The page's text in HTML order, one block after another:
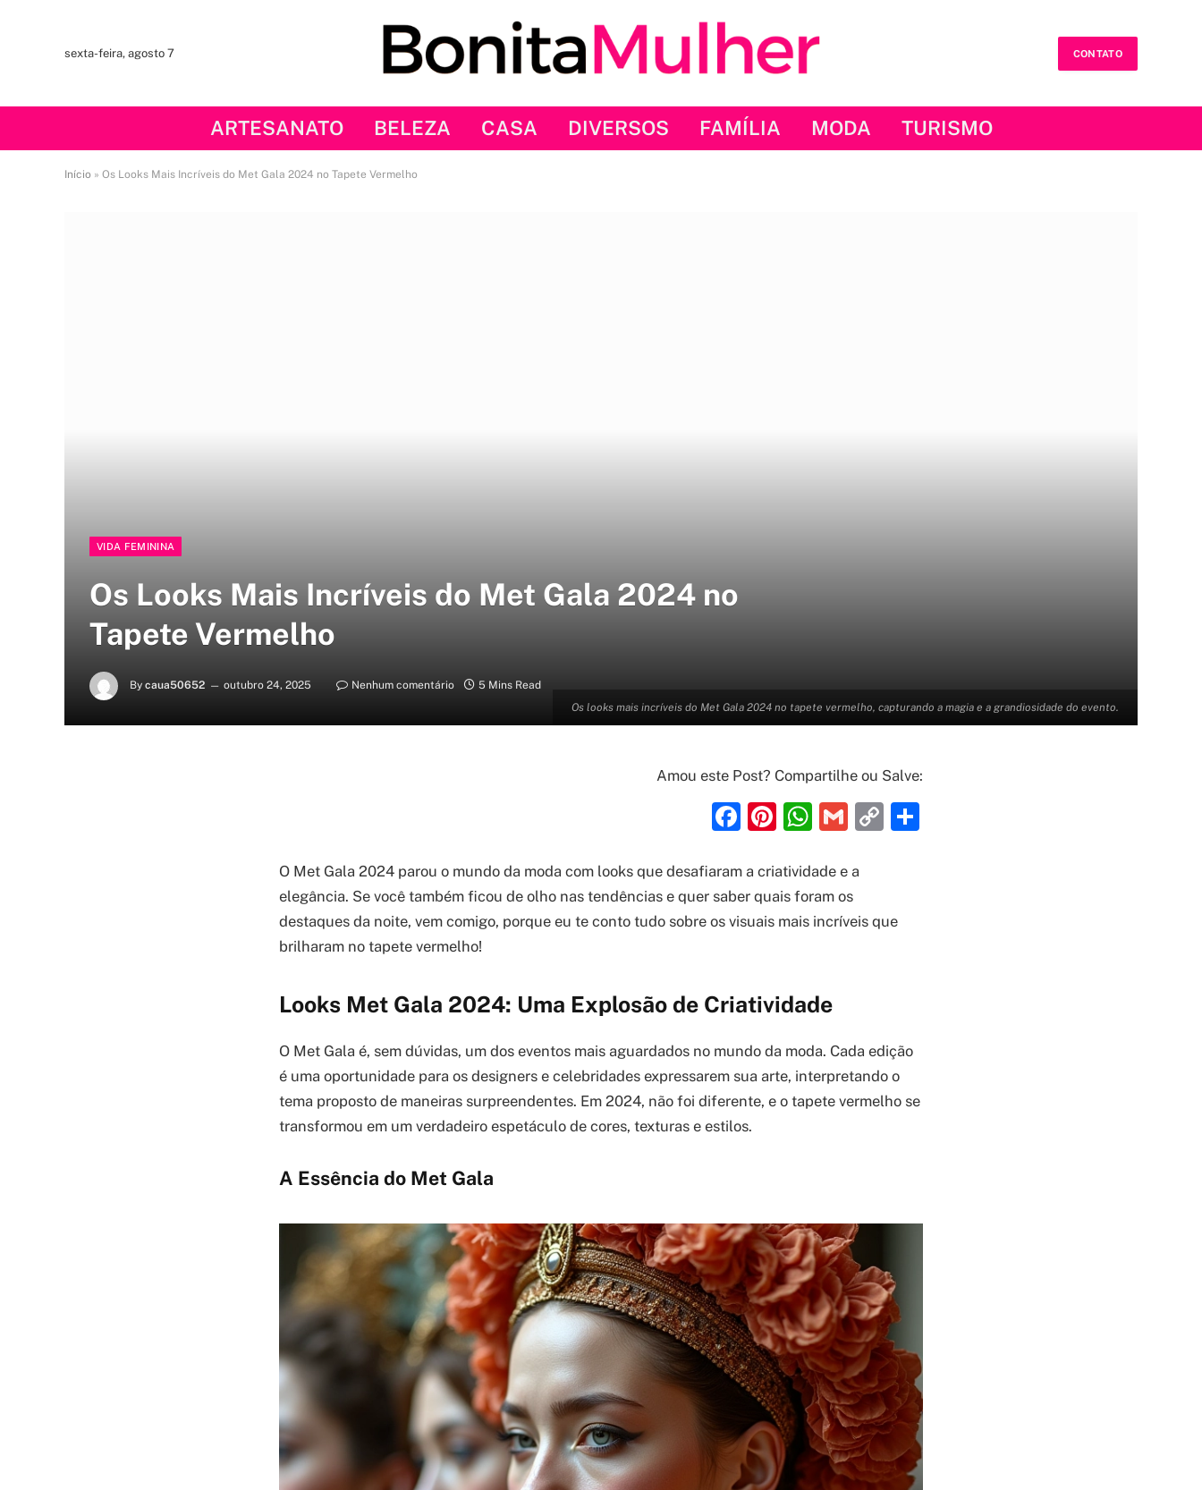
sexta-feira, agosto 7 CONTATO
ARTESANATO BELEZA CASA DIVERSOS FAMÍLIA MODA TURISMO
Início » Os Looks Mais Incríveis do Met Gala 2024 no Tapete Vermelho
Os looks mais incríveis do Met Gala 2024 no tapete vermelho, capturando a magia e a grandiosidade do evento.
VIDA FEMININA
Os Looks Mais Incríveis do Met Gala 2024 no
Tapete Vermelho
By caua50652 outubro 24, 2025 Nenhum comentário 5 Mins Read
Amou este Post? Compartilhe ou Salve:
Facebook
Pinterest
WhatsApp
Gmail
Copy
O Met Gala 2024 parou o mundo da moda com looks que desafiaram a criatividade e a
elegância. Se você também ficou de olho nas tendências e quer saber quais foram os
destaques da noite, vem comigo, porque eu te conto tudo sobre os visuais mais incríveis que
brilharam no tapete vermelho!
Looks Met Gala 2024: Uma Explosão de Criatividade
O Met Gala é, sem dúvidas, um dos eventos mais aguardados no mundo da moda. Cada edição
é uma oportunidade para os designers e celebridades expressarem sua arte, interpretando o
tema proposto de maneiras surpreendentes. Em 2024, não foi diferente, e o tapete vermelho se
transformou em um verdadeiro espetáculo de cores, texturas e estilos.
A Essência do Met Gala